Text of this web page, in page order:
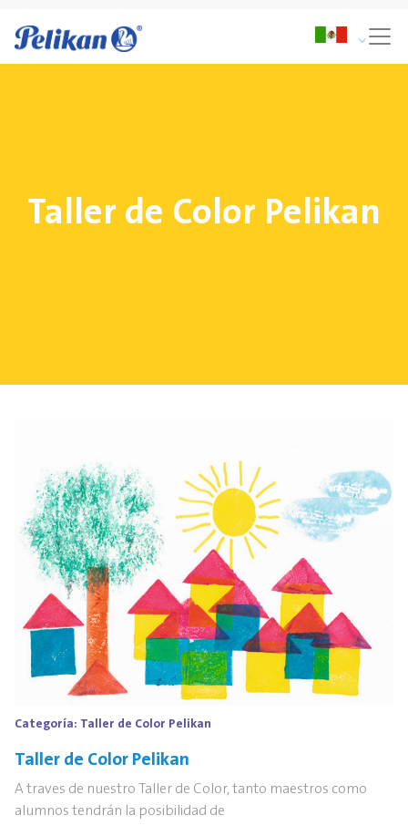
Taller de Color Pelikan
Categoría: Taller de Color Pelikan
Taller de Color Pelikan
A traves de nuestro Taller de Color, tanto maestros como
alumnos tendrán la posibilidad de